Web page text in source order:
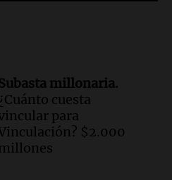
cortes de carne y
bromas en
millonaria.
cuesta
para
$2.000